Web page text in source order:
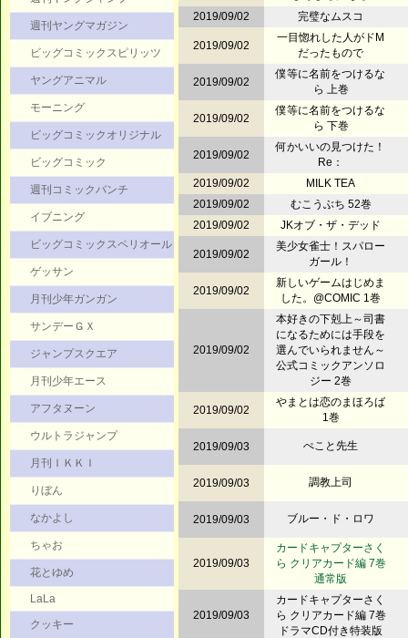
週刊ヤングマガジン
ビッグコミックスピリッツ
ヤングアニマル
モーニング
ビッグコミックオリジナル
ビッグコミック
週刊コミックバンチ
イブニング
ビッグコミックスペリオール
ゲッサン
月刊少年ガンガン
サンデーＧＸ
ジャンプスクエア
月刊少年エース
アフタヌーン
ウルトラジャンプ
月刊ＩＫＫＩ
りぼん
なかよし
ちゃお
花とゆめ
LaLa
クッキー
2019/09/02
完璧なムスコ
2019/09/02
一目惚れした人がドM
だったもので
2019/09/02
僕等に名前をつけるな
ら 上巻
2019/09/02
僕等に名前をつけるな
ら 下巻
2019/09/02
何かいいの見つけた！
Re：
2019/09/02
MILK TEA
2019/09/02
むこうぶち 52巻
2019/09/02
JKオブ・ザ・デッド
2019/09/02
美少女雀士！スパロー
ガール！
2019/09/02
新しいゲームはじめま
した。@COMIC 1巻
2019/09/02
本好きの下剋上～司書
になるためには手段を
選んでいられません～
公式コミックアンソロ
ジー 2巻
2019/09/02
やまとは恋のまほろば
1巻
2019/09/03 ぺこと先生
2019/09/03 調教上司
2019/09/03 ブルー・ド・ロワ
2019/09/03
カードキャプターさく
ら クリアカード編 7巻
通常版
2019/09/03
カードキャプターさく
ら クリアカード編 7巻
ドラマCD付き特装版